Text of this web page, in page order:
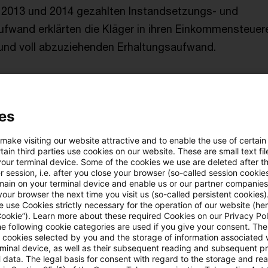
und 2014 gezahlten Instandsetzungs- und
erklärten die Kläger in ihren
voll abzuziehenden Erhaltungsaufwand.
hingegen die Auffassung, dass die hinsichtlich
auf das Gesamtgebäude zu beziehende 15%-
als anschaffungsnahe
seien.
Nürnberg hatte keinen Erfolg.
die Aufwendungen für Instandsetzungs- und
zu anschaffungsnahen
visiting our website attractive and to enable the use of
third parties use cookies on our website. These are small text
terminal device. Some of the cookies we use are deleted after
session, i.e. after you close your browser (so-called session
on your terminal device and enable us or our partner
browser the next time you visit us (so-called persistent
use Cookies strictly necessary for the operation of our website
Learn more about these required Cookies on our Privacy
following cookie categories are used if you give your consent.
cookies selected by you and the storage of information associated
device, as well as their subsequent reading and subsequent
data. The legal basis for consent with regard to the storage and